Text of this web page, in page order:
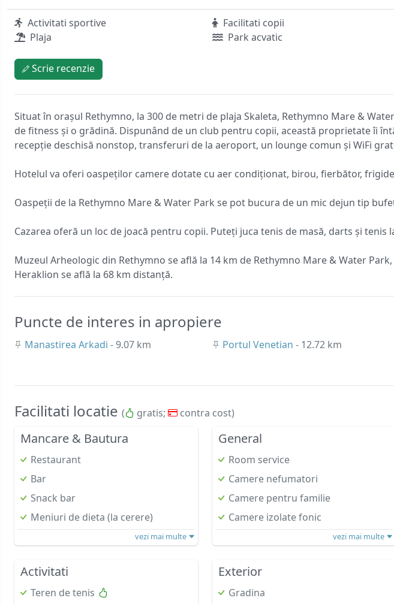
Activitati sportive Facilitati copii
Plaja
Park acvatic
Scrie recenzie
Situat în orașul Rethymno, la 300 de metri de plaja Skaleta, Rethymno Mare &
de fitness și o grădină. Dispunând de un club pentru copii, această proprietate îi
recepție deschisă nonstop, transferuri de la aeroport, un lounge comun și WiFi
Hotelul va oferi oaspeților camere dotate cu aer condiționat, birou, fierbător,
Oaspeții de la Rethymno Mare & Water Park se pot bucura de un mic dejun tip
Cazarea oferă un loc de joacă pentru copii. Puteți juca tenis de masă, darts și
Muzeul Arheologic din Rethymno se află la 14 km de Rethymno Mare & Water
Heraklion se află la 68 km distanță.
Puncte de interes in apropiere
Manastirea Arkadi - 9.07 km Portul Venetian - 12.72 km
Facilitati locatie ( gratis; contra cost)
Mancare & Bautura
Restaurant
Bar
Snack bar
Meniuri de dieta (la cerere)
vezi mai multe
General
Room service
Camere nefumatori
Camere pentru familie
Camere izolate fonic
vezi mai multe
Activitati
Teren de tenis
Exterior
Gradina